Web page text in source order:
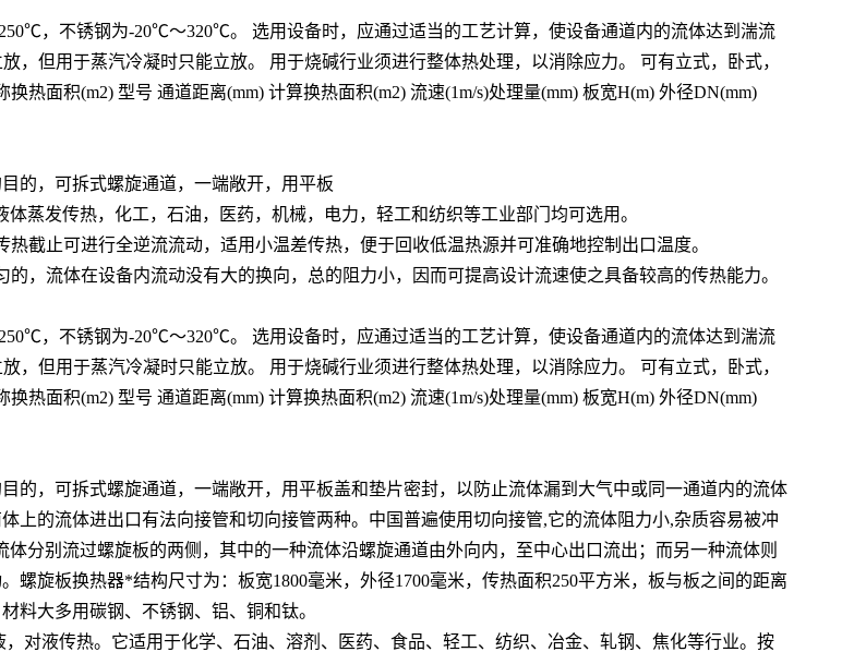
，不锈钢为-20℃～320℃。 选用设备时，应通过适当的工艺计算，使设备通道内的流体达到湍流
，但用于蒸汽冷凝时只能立放。 用于烧碱行业须进行整体热处理，以消除应力。 可有立式，卧式，
热面积(m2) 型号 通道距离(mm) 计算换热面积(m2) 流速(1m/s)处理量(mm) 板宽H(m) 外径DN(mm)
的，可拆式螺旋通道，一端敞开，用平板
蒸发传热，化工，石油，医药，机械，电力，轻工和纺织等工业部门均可选用。
截止可进行全逆流流动，适用小温差传热，便于回收低温热源并可准确地控制出口温度。
，流体在设备内流动没有大的换向，总的阻力小，因而可提高设计流速使之具备较高的传热能力。
，不锈钢为-20℃～320℃。 选用设备时，应通过适当的工艺计算，使设备通道内的流体达到湍流
，但用于蒸汽冷凝时只能立放。 用于烧碱行业须进行整体热处理，以消除应力。 可有立式，卧式，
热面积(m2) 型号 通道距离(mm) 计算换热面积(m2) 流速(1m/s)处理量(mm) 板宽H(m) 外径DN(mm)
的，可拆式螺旋通道，一端敞开，用平板盖和垫片密封，以防止流体漏到大气中或同一通道内的流体
上的流体进出口有法向接管和切向接管两种。中国普遍使用切向接管,它的流体阻力小,杂质容易被冲
分别流过螺旋板的两侧，其中的一种流体沿螺旋通道由外向内，至中心出口流出；而另一种流体则
旋板换热器*结构尺寸为：板宽1800毫米，外径1700毫米，传热面积250平方米，板与板之间的距离
料大多用碳钢、不锈钢、铝、铜和钛。
对液传热。它适用于化学、石油、溶剂、医药、食品、轻工、纺织、冶金、轧钢、焦化等行业。按